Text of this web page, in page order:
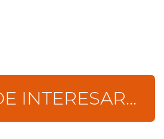
INTERESAR...